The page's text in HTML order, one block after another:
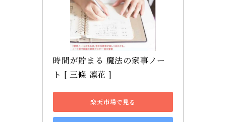
時間が貯まる 魔法の家事ノー
ト [ 三條 凛花 ]
楽天市場で見る